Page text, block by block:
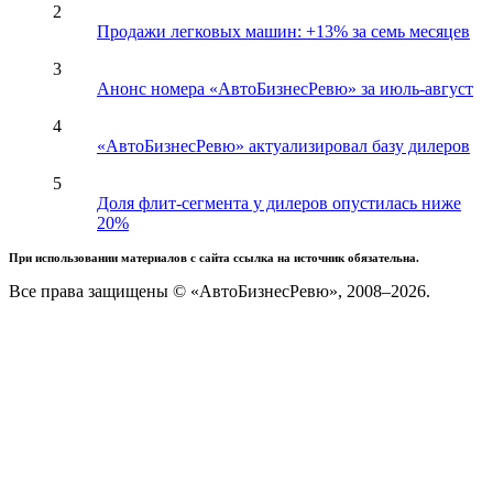
2
Продажи легковых машин: +13% за семь месяцев
3
Анонс номера «АвтоБизнесРевю» за июль-август
4
«АвтоБизнесРевю» актуализировал базу дилеров
5
Доля флит-сегмента у дилеров опустилась ниже
20%
При использовании материалов с сайта ссылка на источник обязательна.
Все права защищены © «АвтоБизнесРевю», 2008–2026.